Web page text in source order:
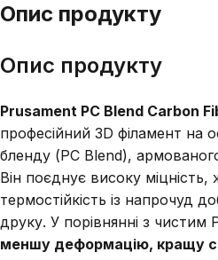
Опис продукту
Опис продукту
Prusament PC Blend Carbon
професійний 3D філамент на
бленду (PC Blend),
Він поєднує високу міцність,
термостійкість із напрочуд
друку. У порівнянні з чистим
меншу деформацію, кращу